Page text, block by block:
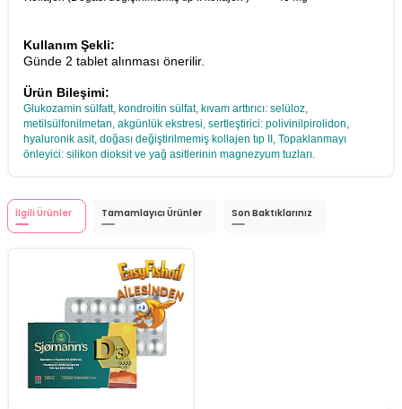
Kullanım Şekli:
Günde 2 tablet alınması önerilir.
Ürün Bileşimi:
Glukozamin sülfatt, kondroitin sülfat, kıvam arttırıcı: selüloz,
metilsülfonilmetan, akgünlük ekstresi, sertleştirici: polivinilpirolidon,
hyaluronik asit, doğası değiştirilmemiş kollajen tıp II, Topaklanmayı
önleyici: silikon dioksit ve yağ asitlerinin magnezyum tuzları.
İlgili Ürünler Tamamlayıcı Ürünler Son Baktıklarınız